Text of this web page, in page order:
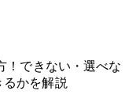
！できない・選べな
かを解説